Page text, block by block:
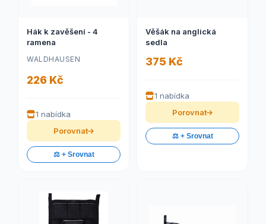
Hák k zavěšení - 4
ramena
WALDHAUSEN
226 Kč
1 nabídka
Porovnat
⚖️ + Srovnat
Věšák na anglická
sedla
375 Kč
1 nabídka
Porovnat
⚖️ + Srovnat